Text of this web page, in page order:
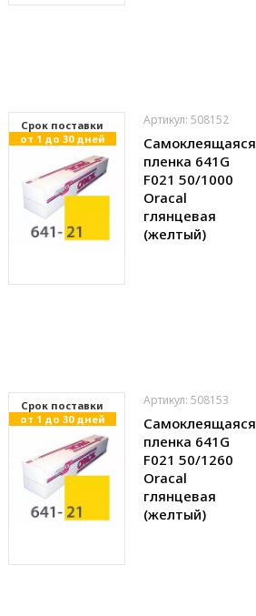
Cрок поставки
от 1 до 30 дней
Артикул: 508152
Самоклеящаяся
пленка 641G
F021 50/1000
Oracal
глянцевая
(желтый)
Cрок поставки
от 1 до 30 дней
Артикул: 508153
Самоклеящаяся
пленка 641G
F021 50/1260
Oracal
глянцевая
(желтый)